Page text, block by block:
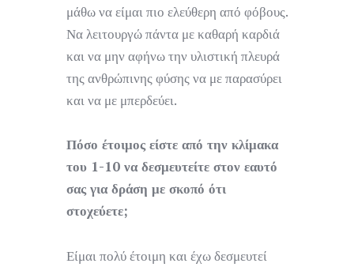
μάθω να είμαι πιο ελεύθερη από φόβους.
Να λειτουργώ πάντα με καθαρή καρδιά
και να μην αφήνω την υλιστική πλευρά
της ανθρώπινης φύσης να με παρασύρει
και να με μπερδεύει.
Πόσο έτοιμος είστε από την κλίμακα
του 1-10 να δεσμευτείτε στον εαυτό
σας για δράση με σκοπό ότι
στοχεύετε;
Είμαι πολύ έτοιμη και έχω δεσμευτεί